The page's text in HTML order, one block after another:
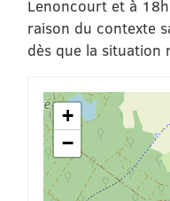
Lenoncourt et à
raison du contexte
dès que la situation
+
−